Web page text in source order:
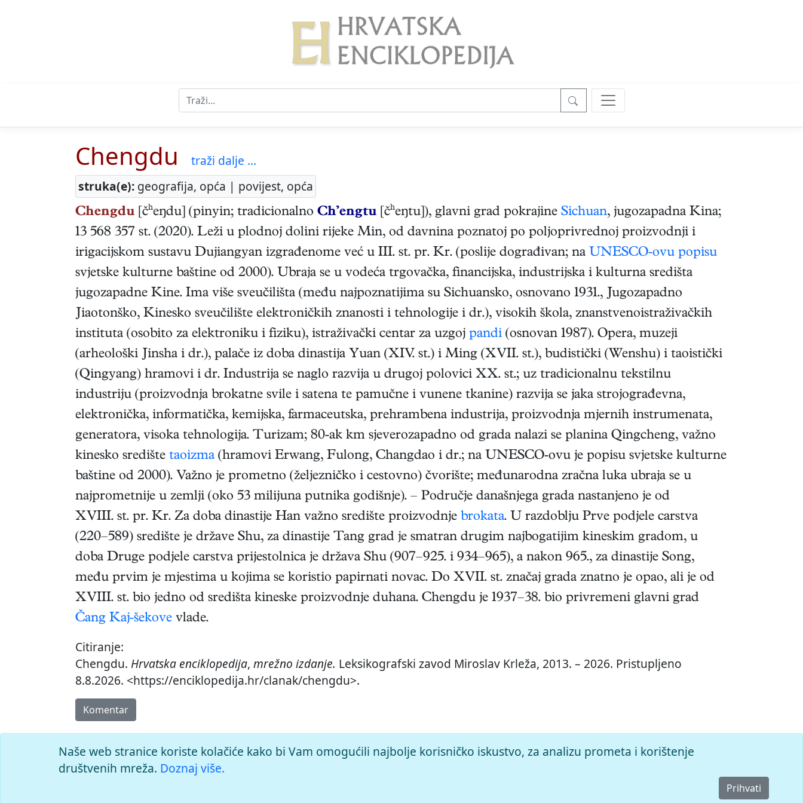
Chengdu
traži dalje ...
struka(e): geografija, opća | povijest, opća
Chengdu [čʰeŋdu] (pinyin; tradicionalno Ch’engtu [čʰeŋtu]), glavni grad pokrajine Sichuan, jugozapadna Kina;
13 568 357 st. (2020). Leži u plodnoj dolini rijeke Min, od davnina poznatoj po poljoprivrednoj proizvodnji i
irigacijskom sustavu Dujiangyan izgrađenome već u III. st. pr. Kr. (poslije dograđivan; na UNESCO-ovu popisu
svjetske kulturne baštine od 2000). Ubraja se u vodeća trgovačka, financijska, industrijska i kulturna središta
jugozapadne Kine. Ima više sveučilišta (među najpoznatijima su Sichuansko, osnovano 1931., Jugozapadno
Jiaotonško, Kinesko sveučilište elektroničkih znanosti i tehnologije i dr.), visokih škola, znanstvenoistraživačkih
instituta (osobito za elektroniku i fiziku), istraživački centar za uzgoj pandi (osnovan 1987). Opera, muzeji
(arheološki Jinsha i dr.), palače iz doba dinastija Yuan (XIV. st.) i Ming (XVII. st.), budistički (Wenshu) i taoistički
(Qingyang) hramovi i dr. Industrija se naglo razvija u drugoj polovici XX. st.; uz tradicionalnu tekstilnu
industriju (proizvodnja brokatne svile i satena te pamučne i vunene tkanine) razvija se jaka strojograđevna,
elektronička, informatička, kemijska, farmaceutska, prehrambena industrija, proizvodnja mjernih instrumenata,
generatora, visoka tehnologija. Turizam; 80-ak km sjeverozapadno od grada nalazi se planina Qingcheng, važno
kinesko središte taoizma (hramovi Erwang, Fulong, Changdao i dr.; na UNESCO-ovu je popisu svjetske kulturne
baštine od 2000). Važno je prometno (željezničko i cestovno) čvorište; međunarodna zračna luka ubraja se u
najprometnije u zemlji (oko 53 milijuna putnika godišnje). – Područje današnjega grada nastanjeno je od
XVIII. st. pr. Kr. Za doba dinastije Han važno središte proizvodnje brokata. U razdoblju Prve podjele carstva
(220–589) središte je države Shu, za dinastije Tang grad je smatran drugim najbogatijim kineskim gradom, u
doba Druge podjele carstva prijestolnica je država Shu (907–925. i 934–965), a nakon 965., za dinastije Song,
među prvim je mjestima u kojima se koristio papirnati novac. Do XVII. st. značaj grada znatno je opao, ali je od
XVIII. st. bio jedno od središta kineske proizvodnje duhana. Chengdu je 1937–38. bio privremeni glavni grad
Čang Kaj-šekove vlade.
Citiranje:
Chengdu. Hrvatska enciklopedija, mrežno izdanje. Leksikografski zavod Miroslav Krleža, 2013. – 2026. Pristupljeno
8.8.2026. <https://enciklopedija.hr/clanak/chengdu>.
Komentar
Naše web stranice koriste kolačiće kako bi Vam omogućili najbolje korisničko iskustvo, za analizu prometa i korištenje
društvenih mreža. Doznaj više.
Prihvati